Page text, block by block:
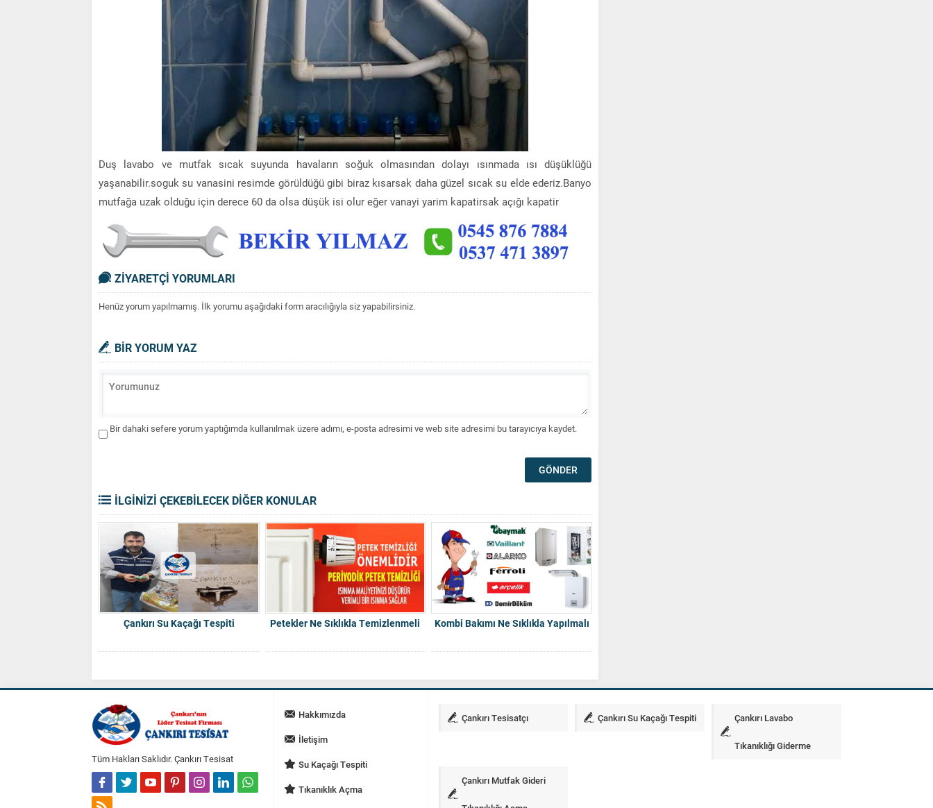
Duş lavabo ve mutfak sıcak suyunda havaların soğuk olmasından dolayı ısınmada ısı düşüklüğü
yaşanabilir.soguk su vanasini resimde görüldüğü gibi biraz kısarsak daha güzel sıcak su elde ederiz.Banyo
mutfağa uzak olduğu için derece 60 da olsa düşük isi olur eğer vanayi yarim kapatirsak açığı kapatir
ZİYARETÇİ YORUMLARI
Henüz yorum yapılmamış. İlk yorumu aşağıdaki form aracılığıyla siz yapabilirsiniz.
BİR YORUM YAZ
Bir dahaki sefere yorum yaptığımda kullanılmak üzere adımı, e-posta adresimi ve web site adresimi bu tarayıcıya kaydet.
İLGİNİZİ ÇEKEBİLECEK DİĞER KONULAR
Çankırı Su Kaçağı Tespiti Petekler Ne Sıklıkla Temizlenmeli Kombi Bakımı Ne Sıklıkla Yapılmalı
Tüm Hakları Saklıdır. Çankırı Tesisat
Hakkımızda
İletişim
Su Kaçağı Tespiti
Tıkanıklık Açma
Çankırı Tesisatçı Çankırı Su Kaçağı Tespiti Çankırı Lavabo
Tıkanıklığı Giderme
Çankırı Mutfak Gideri